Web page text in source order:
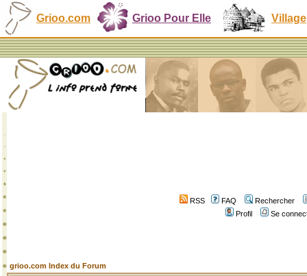
Grioo.com Grioo Pour Elle Village
RSS FAQ
Rechercher
Profil
Se
grioo.com Index du Forum